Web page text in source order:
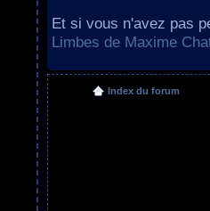
Et si vous n'avez pas
Limbes de Maxime
Index du forum